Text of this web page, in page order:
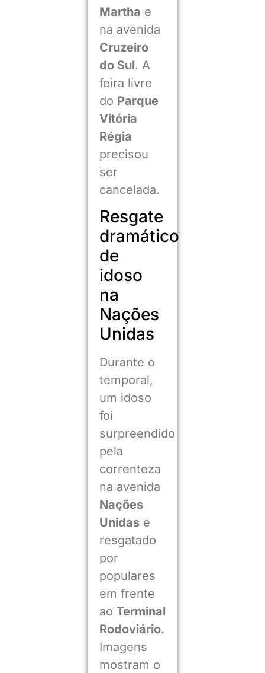
Martha e
na avenida
Cruzeiro
do Sul. A
feira livre
do Parque
Vitória
Régia
precisou
ser
cancelada.
Resgate
dramático
de
idoso
na
Nações
Unidas
Durante o
temporal,
um idoso
foi
surpreendido
pela
correnteza
na avenida
Nações
Unidase
resgatado
por
populares
em frente
ao Terminal
Rodoviário.
Imagens
mostram o